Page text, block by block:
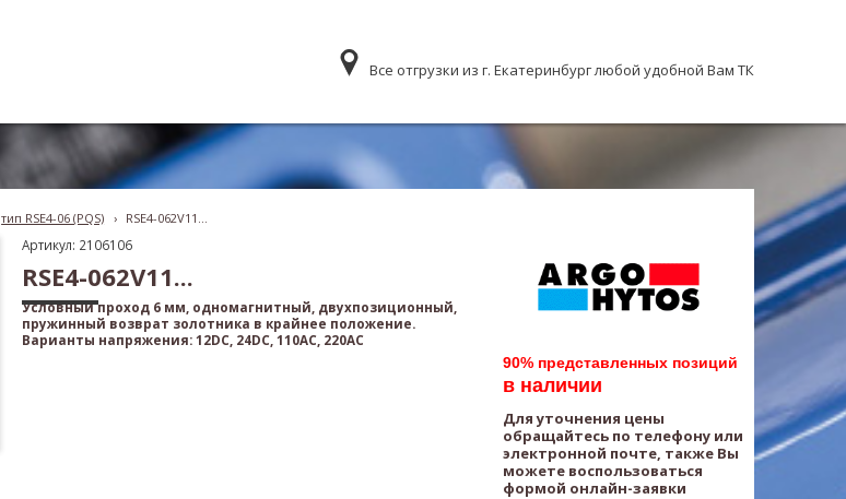
Все отгрузки из г. Екатеринбург любой удобной Вам ТК
тип RSE4-06 (PQS) › RSE4-062V11...
Артикул: 2106106
RSE4-062V11...
Условный проход 6 мм, одномагнитный, двухпозиционный,
пружинный возврат золотника в крайнее положение.
Варианты напряжения: 12DC, 24DC, 110AC, 220AC
90% представленных позиций
в наличии
Для уточнения цены
обращайтесь по телефону или
электронной почте, также Вы
можете воспользоваться
формой онлайн-заявки